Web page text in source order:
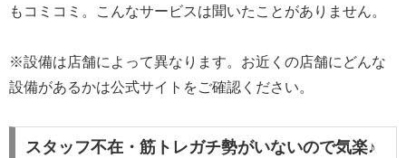
もコミコミ。こんなサービスは聞いたことがありません。
※設備は店舗によって異なります。お近くの店舗にどんな
設備があるかは公式サイトをご確認ください。
スタッフ不在・筋トレガチ勢がいないので気楽♪